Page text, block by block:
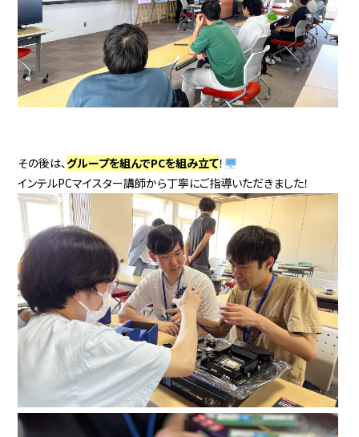
その後は、グループを組んでPCを組み立て！
インテルPCマイスター講師から丁寧にご指導いただきました！